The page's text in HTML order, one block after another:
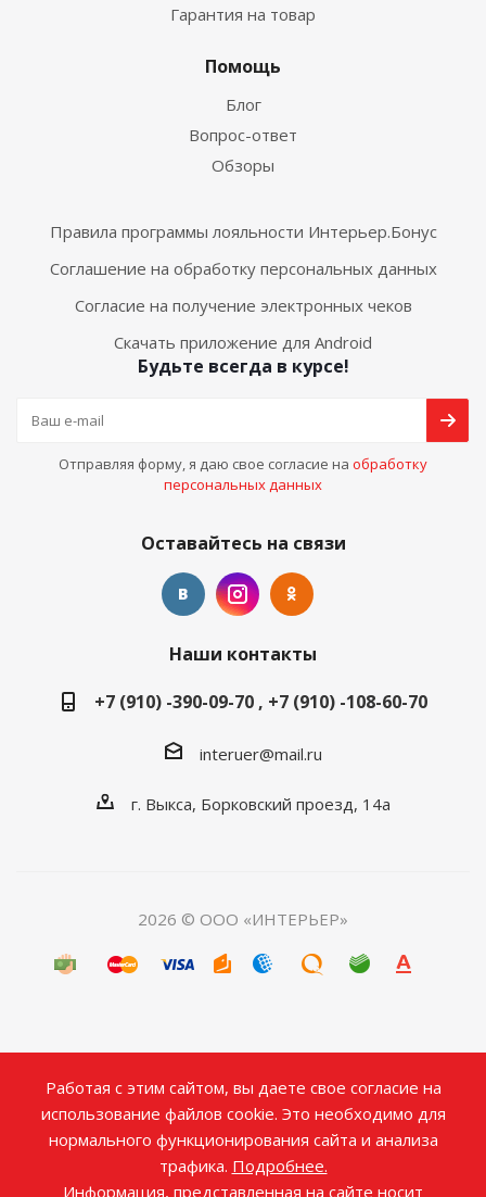
Гарантия на товар
Помощь
Блог
Вопрос-ответ
Обзоры
Правила программы лояльности Интерьер.Бонус
Соглашение на обработку персональных данных
Согласие на получение электронных чеков
Скачать приложение для Android
Будьте всегда в курсе!
Отправляя форму, я даю свое согласие на обработку
персональных данных
Оставайтесь на связи
Наши контакты
+7 (910) -390-09-70 , +7 (910) -108-60-70
interuer@mail.ru
г. Выкса, Борковский проезд, 14а
2026 © ООО «ИНТЕРЬЕР»
Работая с этим сайтом, вы даете свое согласие на
использование файлов cookie. Это необходимо для
нормального функционирования сайта и анализа
трафика. Подробнее.
Информация, представленная на сайте носит